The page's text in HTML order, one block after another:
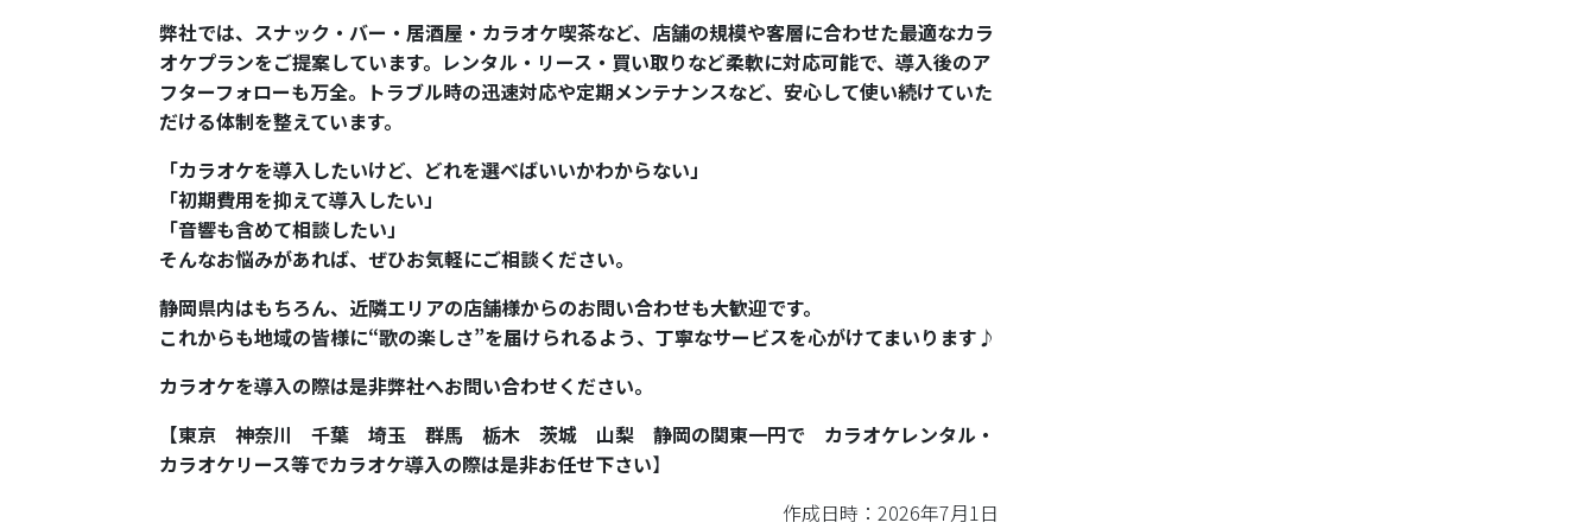
弊社では、スナック・バー・居酒屋・カラオケ喫茶など、店舗の規模や客層に合わせた最適なカラ
オケプランをご提案しています。レンタル・リース・買い取りなど柔軟に対応可能で、導入後のア
フターフォローも万全。トラブル時の迅速対応や定期メンテナンスなど、安心して使い続けていた
だける体制を整えています。
「カラオケを導入したいけど、どれを選べばいいかわからない」
「初期費用を抑えて導入したい」
「音響も含めて相談したい」
そんなお悩みがあれば、ぜひお気軽にご相談ください。
静岡県内はもちろん、近隣エリアの店舗様からのお問い合わせも大歓迎です。
これからも地域の皆様に“歌の楽しさ”を届けられるよう、丁寧なサービスを心がけてまいります♪
カラオケを導入の際は是非弊社へお問い合わせください。
【東京 神奈川 千葉 埼玉 群馬 栃木 茨城 山梨 静岡の関東一円で カラオケレンタル・
カラオケリース等でカラオケ導入の際は是非お任せ下さい】
作成日時：2026年7月1日